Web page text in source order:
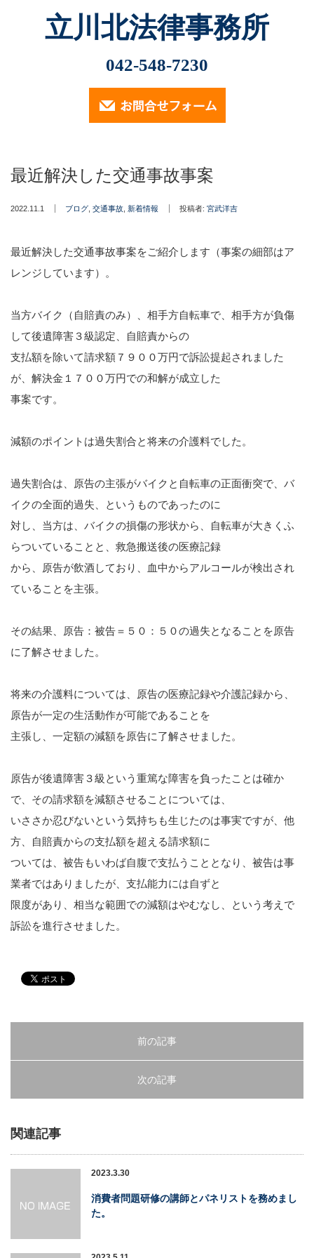
立川北法律事務所
042-548-7230
最近解決した交通事故事案
2022.11.1 ブログ 交通事故 新着情報 投稿者: 宮武洋吉
最近解決した交通事故事案をご紹介します（事案の細部はア
レンジしています）。
当方バイク（自賠責のみ）、相手方自転車で、相手方が負傷
して後遺障害３級認定、自賠責からの
支払額を除いて請求額７９００万円で訴訟提起されました
が、解決金１７００万円での和解が成立した
事案です。
減額のポイントは過失割合と将来の介護料でした。
過失割合は、原告の主張がバイクと自転車の正面衝突で、バ
イクの全面的過失、というものであったのに
対し、当方は、バイクの損傷の形状から、自転車が大きくふ
らついていることと、救急搬送後の医療記録
から、原告が飲酒しており、血中からアルコールが検出され
ていることを主張。
その結果、原告：被告＝５０：５０の過失となることを原告
に了解させました。
将来の介護料については、原告の医療記録や介護記録から、
原告が一定の生活動作が可能であることを
主張し、一定額の減額を原告に了解させました。
原告が後遺障害３級という重篤な障害を負ったことは確か
で、その請求額を減額させることについては、
いささか忍びないという気持ちも生じたのは事実ですが、他
方、自賠責からの支払額を超える請求額に
ついては、被告もいわば自腹で支払うこととなり、被告は事
業者ではありましたが、支払能力には自ずと
限度があり、相当な範囲での減額はやむなし、という考えで
訴訟を進行させました。
前の記事
次の記事
関連記事
2023.3.30
消費者問題研修の講師とパネリストを務めまし
た。
遺言・相続・後見について
消費者被害・投資詐欺事件
国際法務・国際取引
不動産の法律問題
医療・介護事業に関する法務
事業再生・債務整理・倒産事件
弁護士紹介
戸田 智彦
川村 圭輔
川窪 勇介
ブログ
事務所案内
小林光明弁護士が2026年2月6日、立川市社会福祉協議
（定員に達したため申込受付は終了しております）…
2024.9.30
小林光明弁護士が2024年7月18日、東京弁護士会多摩支
２０２３年１１月２９日、小林光明弁護士と松本有加弁
護士が遺族代理人を務める昭島市いじめ…